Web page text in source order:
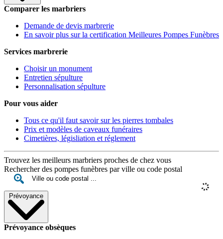
Comparer les marbriers
Demande de devis marbrerie
En savoir plus sur la certification Meilleures Pompes Funèbres
Services marbrerie
Choisir un monument
Entretien sépulture
Personnalisation sépulture
Pour vous aider
Tous ce qu'il faut savoir sur les pierres tombales
Prix et modèles de caveaux funéraires
Cimetières, législiation et réglement
Trouvez les meilleurs marbriers proches de chez vous
Rechercher des pompes funèbres par ville ou code postal
Prévoyance
Prévoyance obsèques